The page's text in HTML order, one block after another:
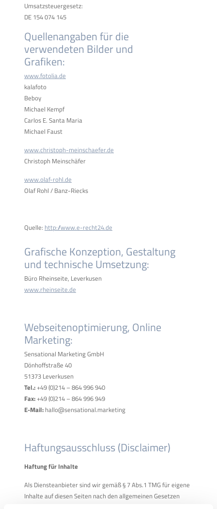
Umsatzsteuergesetz:
DE 154 074 145
Quellenangaben für die
verwendeten Bilder und
Grafiken:
www.fotolia.de
kalafoto
Beboy
Michael Kempf
Carlos E. Santa Maria
Michael Faust
www.christoph-meinschaefer.de
Christoph Meinschäfer
www.olaf-rohl.de
Olaf Rohl / Banz-Riecks
Quelle: http://www.e-recht24.de
Grafische Konzeption, Gestaltung
und technische Umsetzung:
Büro Rheinseite, Leverkusen
www.rheinseite.de
Webseitenoptimierung, Online
Marketing:
Sensational Marketing GmbH
Dönhoffstraße 40
51373 Leverkusen
Tel.:+49 (0)214 – 864 996 940
Fax:+49 (0)214 – 864 996 949
E-Mail: hallo@sensational.marketing
Haftungsausschluss (Disclaimer)
Haftung für Inhalte
Als Diensteanbieter sind wir gemäß § 7 Abs.1 TMG für eigene
Inhalte auf diesen Seiten nach den allgemeinen Gesetzen